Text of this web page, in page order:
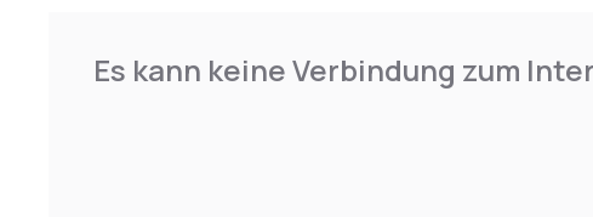
Es kann keine Verbindung zum